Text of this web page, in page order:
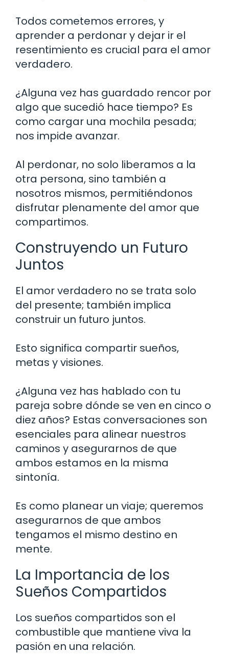
Todos cometemos errores, y
aprender a perdonar y dejar ir el
resentimiento es crucial para el amor
verdadero.
¿Alguna vez has guardado rencor por
algo que sucedió hace tiempo? Es
como cargar una mochila pesada;
nos impide avanzar.
Al perdonar, no solo liberamos a la
otra persona, sino también a
nosotros mismos, permitiéndonos
disfrutar plenamente del amor que
compartimos.
Construyendo un Futuro
Juntos
El amor verdadero no se trata solo
del presente; también implica
construir un futuro juntos.
Esto significa compartir sueños,
metas y visiones.
¿Alguna vez has hablado con tu
pareja sobre dónde se ven en cinco o
diez años? Estas conversaciones son
esenciales para alinear nuestros
caminos y asegurarnos de que
ambos estamos en la misma
sintonía.
Es como planear un viaje; queremos
asegurarnos de que ambos
tengamos el mismo destino en
mente.
La Importancia de los
Sueños Compartidos
Los sueños compartidos son el
combustible que mantiene viva la
pasión en una relación.